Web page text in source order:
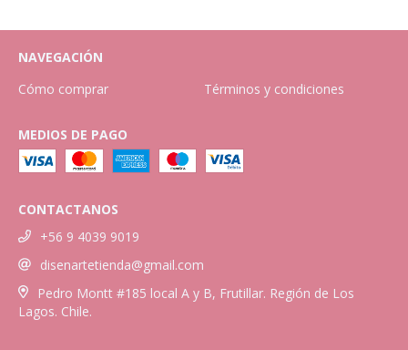
NAVEGACIÓN
Cómo comprar
Términos y condiciones
MEDIOS DE PAGO
CONTACTANOS
+56 9 4039 9019
disenartetienda@gmail.com
Pedro Montt #185 local A y B, Frutillar. Región de Los
Lagos. Chile.